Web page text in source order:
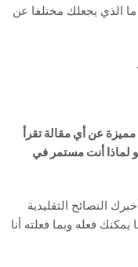
الذي يجعلك مختلفا عن
مميزة عن أي مقالة تقرأ
لماذا أنت مستمر في
النصائح التقليدية
فعله وبما فعلته أنا